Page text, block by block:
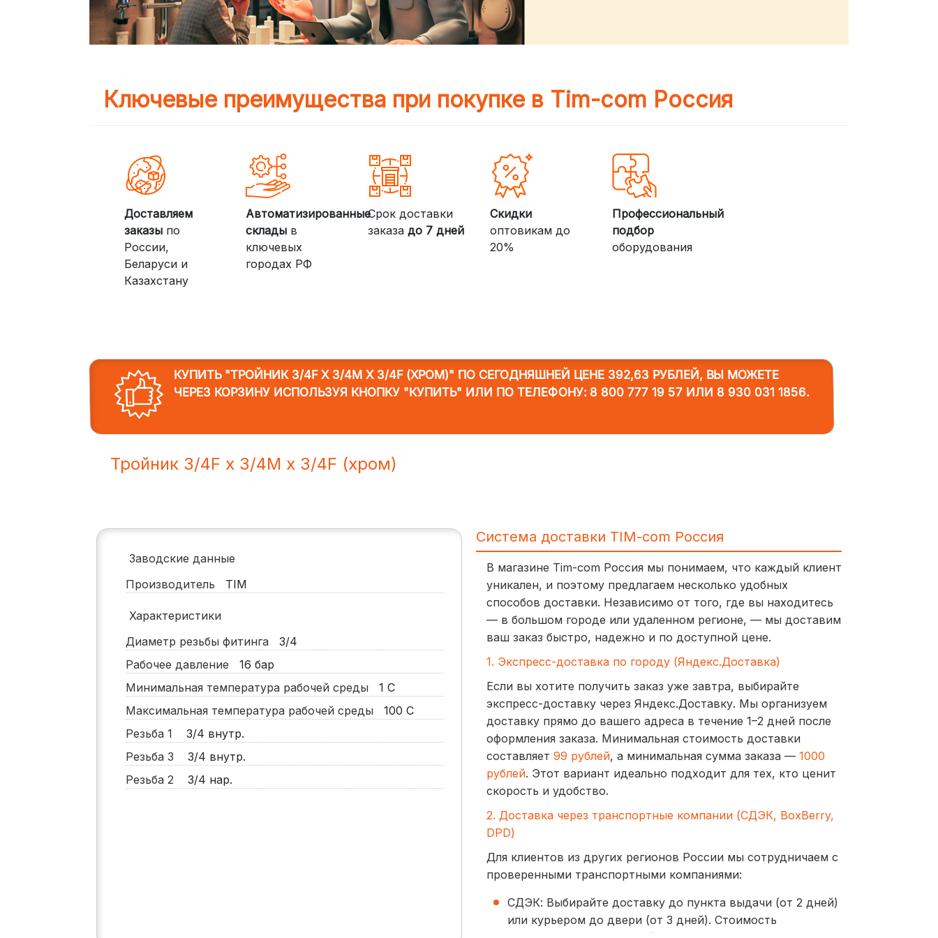
Ключевые преимущества при покупке в Tim-com Россия
Доставляем
заказыпо
России,
Беларуси и
Казахстану
Автоматизированные
склады в
ключевых
городах РФ
Срок доставки
заказадо 7 дней
Скидки
оптовикам до
20%
Профессиональный
подбор
оборудования
КУПИТЬ "ТРОЙНИК 3/4F X 3/4M X 3/4F (ХРОМ)"ПО СЕГОДНЯШНЕЙ ЦЕНЕ 392,63 РУБЛЕЙ, ВЫ МОЖЕТЕ
ЧЕРЕЗ КОРЗИНУ ИСПОЛЬЗУЯ КНОПКУ "КУПИТЬ" ИЛИ ПО ТЕЛЕФОНУ: 8 800 777 19 57ИЛИ 8 930 031 1856.
Тройник 3/4F x 3/4M x 3/4F (хром)
Заводские данные
Производитель
TIM
Характеристики
Диаметр резьбы фитинга
3/4
Рабочее давление
16 бар
Минимальная температура рабочей среды
1 С
Максимальная температура рабочей среды
100 С
Резьба 1
3/4 внутр.
Резьба 3
3/4 внутр.
Резьба 2
3/4 нар.
Система доставки TIM-com Россия
В магазине Tim-com Россия мы понимаем, что каждый клиент
уникален, и поэтому предлагаем несколько удобных
способов доставки. Независимо от того, где вы находитесь
— в большом городе или удаленном регионе, — мы доставим
ваш заказ быстро, надежно и по доступной цене.
1. Экспресс-доставка по городу (Яндекс.Доставка)
Если вы хотите получить заказ уже завтра, выбирайте
экспресс-доставку через Яндекс.Доставку. Мы организуем
доставку прямо до вашего адреса в течение 1–2 дней после
оформления заказа. Минимальная стоимость доставки
составляет 99 рублей, а минимальная сумма заказа — 1000
рублей. Этот вариант идеально подходит для тех, кто ценит
скорость и удобство.
2. Доставка через транспортные компании (СДЭК, BoxBerry,
DPD)
Для клиентов из других регионов России мы сотрудничаем с
проверенными транспортными компаниями:
СДЭК: Выбирайте доставку до пункта выдачи (от 2 дней)
или курьером до двери (от 3 дней). Стоимость